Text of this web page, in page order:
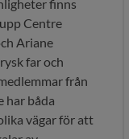
finns
Centre
Ariane
far och
från
har båda
vägar för att